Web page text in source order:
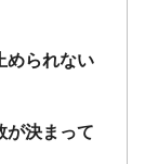
められない
が決まって